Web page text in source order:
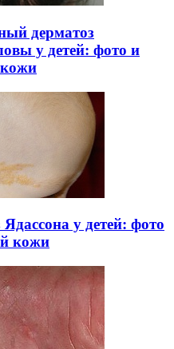
дерматоз
у детей: фото и
кожи
у детей: фото
кожи